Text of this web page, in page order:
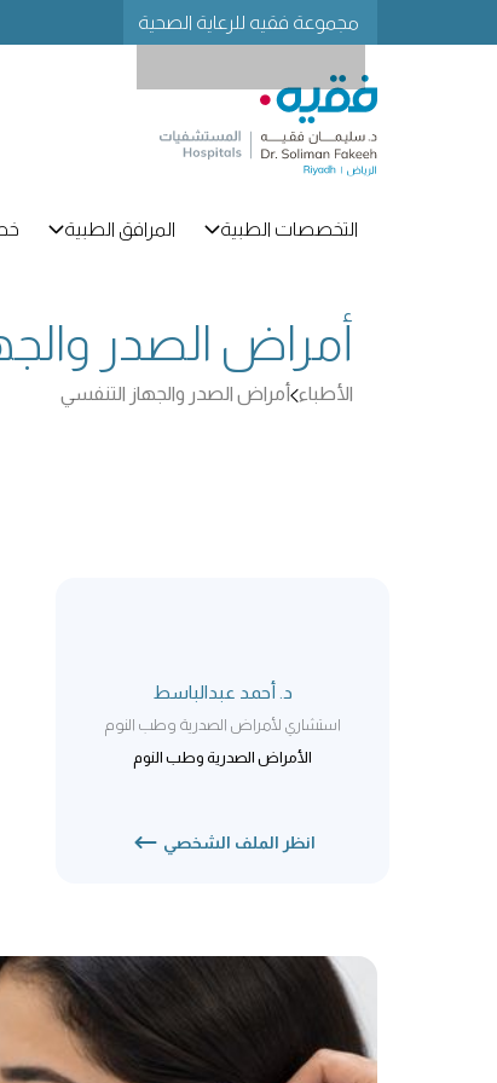
مجموعة فقيه للرعاية الصحية
التخصصات الطبية المرافق الطبية
أمراض الصدر
الأطباء أمراض الصدر والجهاز التنفسي
د. أحمد عبدالباسط
استشاري لأمراض الصدرية وطب النوم
الأمراض الصدرية وطب النوم
انظر الملف الشخصي